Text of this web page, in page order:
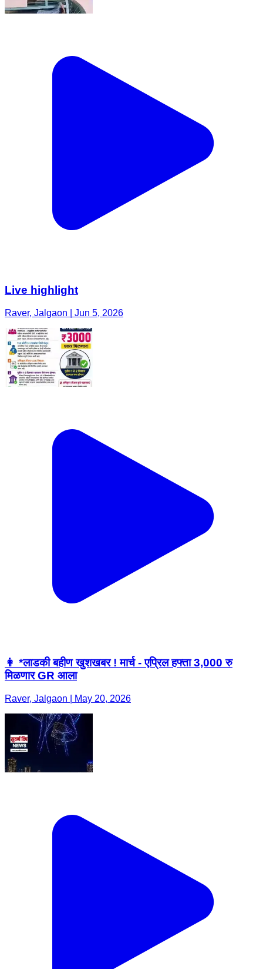
Live highlight
Raver, Jalgaon | Jun 5, 2026
👩 *लाडकी बहीण खुशखबर ! मार्च - एप्रिल हफ्ता 3,000 रु
मिळणार GR आला
Raver, Jalgaon | May 20, 2026